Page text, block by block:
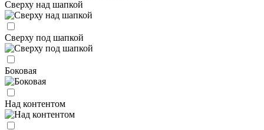
Сверху над шапкой
Сверху под шапкой
Боковая
Над контентом